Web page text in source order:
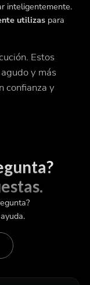
inteligentemente.
utilizaspara
Estos
y más
confianza y